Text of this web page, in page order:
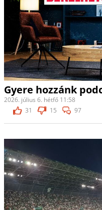
Gyere hozzánk
2026. július 6. hétfő 11:58
31
15 97